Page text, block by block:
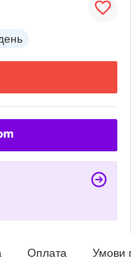
Оплата Умови